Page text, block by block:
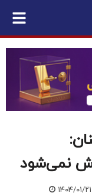
نمی‌شود
۲۱ - ۱۲:۳۰